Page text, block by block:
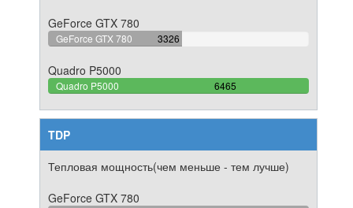
GeForce GTX 780
GeForce GTX 780 3326
51.446249033256%
Quadro P5000
Quadro P5000 6465
100%
TDP
Тепловая мощность(чем меньше - тем лучше)
GeForce GTX 780